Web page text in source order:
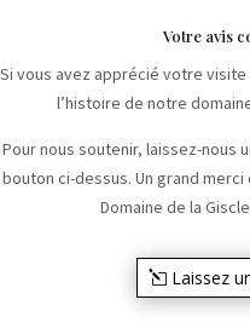
Votre avis
Si vous avez apprécié votre
l’histoire de notre
Pour nous soutenir, laissez-nous
bouton ci-dessus. Un grand merci
Domaine de la
Laissez